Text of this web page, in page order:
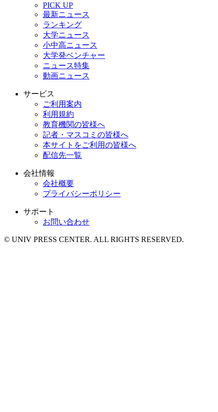
PICK UP
最新ニュース
ランキング
大学ニュース
小中高ニュース
大学発ベンチャー
ニュース特集
動画ニュース
サービス
ご利用案内
利用規約
教育機関の皆様へ
記者・マスコミの皆様へ
本サイトをご利用の皆様へ
配信先一覧
会社情報
会社概要
プライバシーポリシー
サポート
お問い合わせ
© UNIV PRESS CENTER. ALL RIGHTS RESERVED.